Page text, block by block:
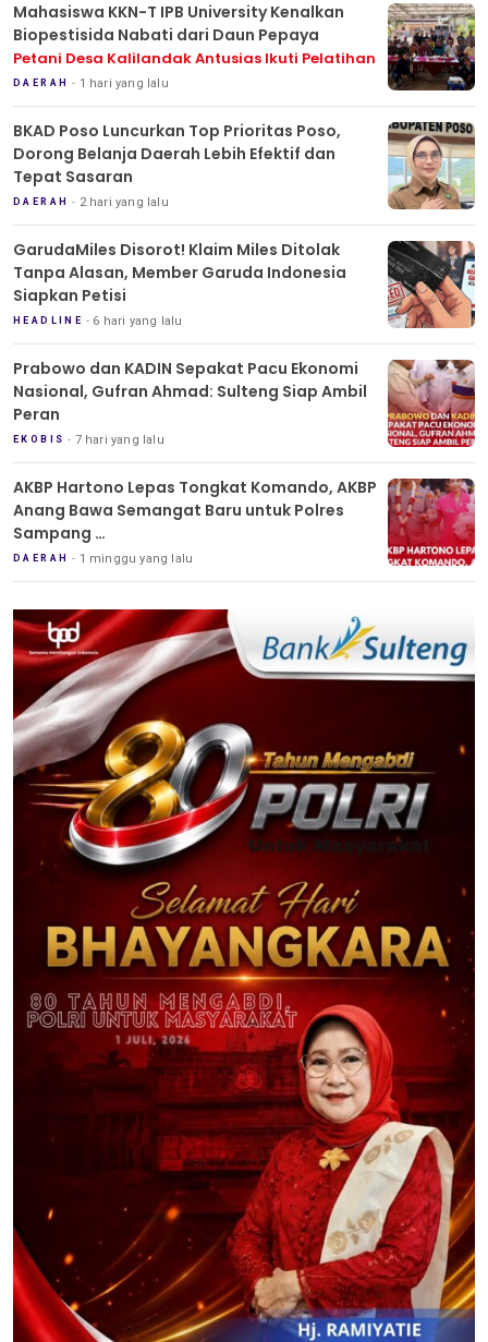
Mahasiswa KKN-T IPB University Kenalkan
Biopestisida Nabati dari Daun Pepaya
Petani Desa Kalilandak Antusias Ikuti Pelatihan
DAERAH 1 hari yang lalu
BKAD Poso Luncurkan Top Prioritas Poso,
Dorong Belanja Daerah Lebih Efektif dan
Tepat Sasaran
DAERAH 2 hari yang lalu
GarudaMiles Disorot! Klaim Miles Ditolak
Tanpa Alasan, Member Garuda Indonesia
Siapkan Petisi
HEADLINE 6 hari yang lalu
Prabowo dan KADIN Sepakat Pacu Ekonomi
Nasional, Gufran Ahmad: Sulteng Siap Ambil
Peran
EKOBIS 7 hari yang lalu
AKBP Hartono Lepas Tongkat Komando, AKBP
Anang Bawa Semangat Baru untuk Polres
Sampang
Tradisi Pedang Pora Iringi Sertijab Kapolres
Sampang
DAERAH 1 minggu yang lalu